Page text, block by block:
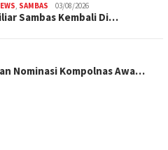
, SAMBAS 03/08/2026
Sambas Kembali Di…
Nominasi Kompolnas Awa…